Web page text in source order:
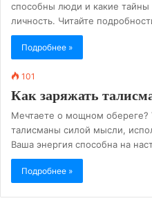
способны люди и какие тайны
личность. Читайте
Подробнее »
101
Как заряжать
Мечтаете о мощном обереге?
талисманы силой мысли,
Ваша энергия способна на
Подробнее »